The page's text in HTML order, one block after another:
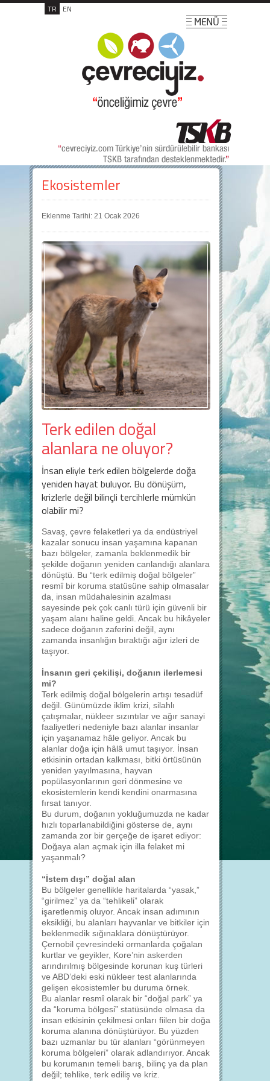
TR EN
Ekosistemler
Eklenme Tarihi: 21 Ocak 2026
Terk edilen doğal
alanlara ne oluyor?
İnsan eliyle terk edilen bölgelerde doğa
yeniden hayat buluyor. Bu dönüşüm,
krizlerle değil bilinçli tercihlerle mümkün
olabilir mi?
Savaş, çevre felaketleri ya da endüstriyel
kazalar sonucu insan yaşamına kapanan
bazı bölgeler, zamanla beklenmedik bir
şekilde doğanın yeniden canlandığı alanlara
dönüştü. Bu “terk edilmiş doğal bölgeler”
resmî bir koruma statüsüne sahip olmasalar
da, insan müdahalesinin azalması
sayesinde pek çok canlı türü için güvenli bir
yaşam alanı haline geldi. Ancak bu hikâyeler
sadece doğanın zaferini değil, aynı
zamanda insanlığın bıraktığı ağır izleri de
taşıyor.
İnsanın geri çekilişi, doğanın ilerlemesi
mi?
Terk edilmiş doğal bölgelerin artışı tesadüf
değil. Günümüzde iklim krizi, silahlı
çatışmalar, nükleer sızıntılar ve ağır sanayi
faaliyetleri nedeniyle bazı alanlar insanlar
için yaşanamaz hâle geliyor. Ancak bu
alanlar doğa için hâlâ umut taşıyor. İnsan
etkisinin ortadan kalkması, bitki örtüsünün
yeniden yayılmasına, hayvan
popülasyonlarının geri dönmesine ve
ekosistemlerin kendi kendini onarmasına
fırsat tanıyor.
Bu durum, doğanın yokluğumuzda ne kadar
hızlı toparlanabildiğini gösterse de, aynı
zamanda zor bir gerçeğe de işaret ediyor:
Doğaya alan açmak için illa felaket mi
yaşanmalı?
“İstem dışı” doğal alan
Bu bölgeler genellikle haritalarda “yasak,”
“girilmez” ya da “tehlikeli” olarak
işaretlenmiş oluyor. Ancak insan adımının
eksikliği, bu alanları hayvanlar ve bitkiler için
beklenmedik sığınaklara dönüştürüyor.
Çernobil çevresindeki ormanlarda çoğalan
kurtlar ve geyikler, Kore’nin askerden
arındırılmış bölgesinde korunan kuş türleri
ve ABD’deki eski nükleer test alanlarında
gelişen ekosistemler bu duruma örnek.
Bu alanlar resmî olarak bir “doğal park” ya
da “koruma bölgesi” statüsünde olmasa da
insan etkisinin çekilmesi onları fiilen bir doğa
koruma alanına dönüştürüyor. Bu yüzden
bazı uzmanlar bu tür alanları “görünmeyen
koruma bölgeleri” olarak adlandırıyor. Ancak
bu korumanın temeli barış, bilinç ya da plan
değil; tehlike, terk ediliş ve kriz.